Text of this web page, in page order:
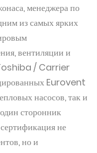
вентиляции и
/ Carrier
Eurovent
насосов, так и
сторонник
не
но и
нуля к 2050 году, а
больше шансов на